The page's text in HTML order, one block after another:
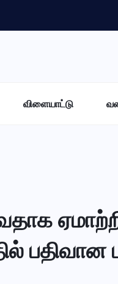
விளையாட்டு
பதிவான